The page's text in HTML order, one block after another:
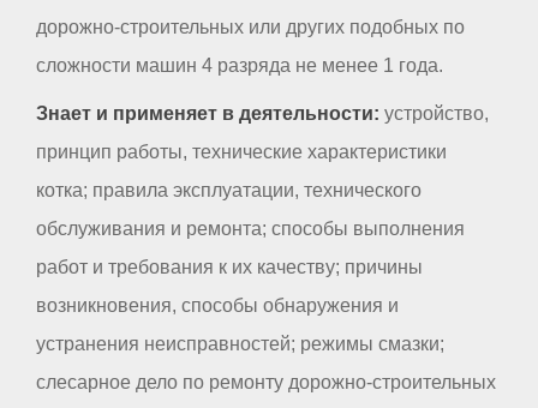
дорожно-строительных или других подобных по
сложности машин 4 разряда не менее 1 года.
Знает и применяет в деятельности: устройство,
принцип работы, технические характеристики
котка; правила эксплуатации, технического
обслуживания и ремонта; способы выполнения
работ и требования к их качеству; причины
возникновения, способы обнаружения и
устранения неисправностей; режимы смазки;
слесарное дело по ремонту дорожно-строительных